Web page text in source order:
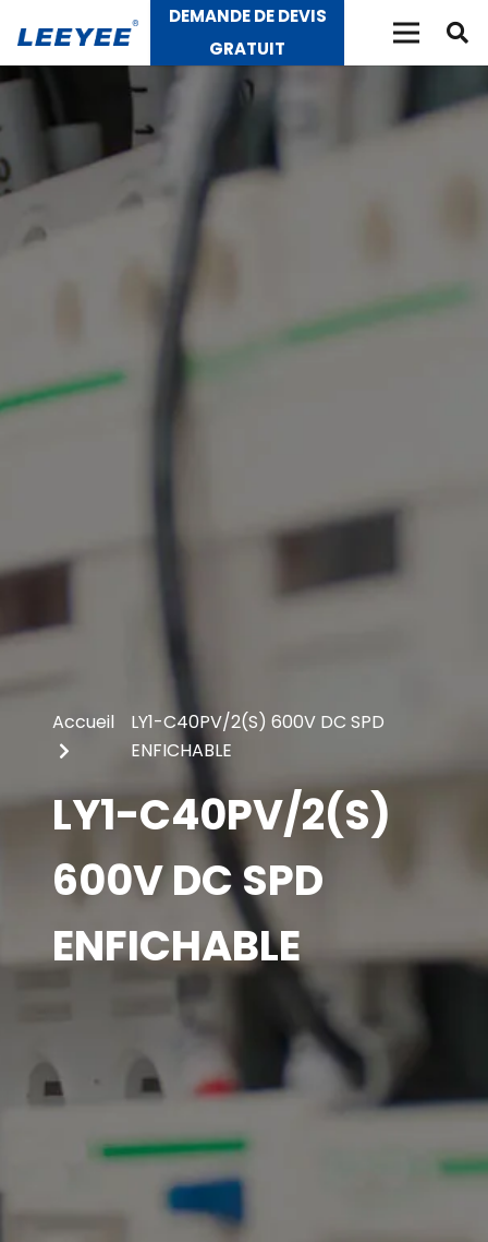
DEMANDE DE DEVIS
GRATUIT
Accueil
LY1-C40PV/2(S) 600V DC SPD
ENFICHABLE
LY1-C40PV/2(S)
600V DC SPD
ENFICHABLE